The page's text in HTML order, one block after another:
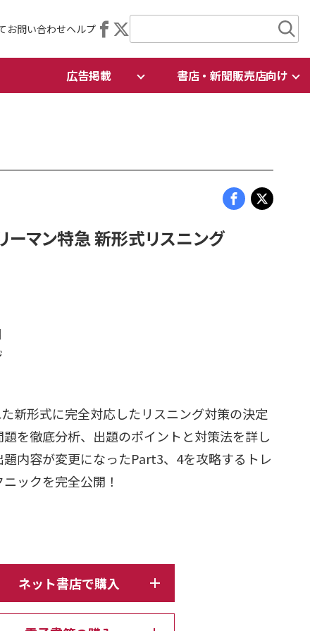
お問い合わせヘルプ
広告掲載 書店・新聞販売店向け
ーマン特急 新形式リスニング
新形式に完全対応したリスニング対策の決定
を徹底分析、出題のポイントと対策法を詳し
内容が変更になったPart3、4を攻略するトレ
ックを完全公開！
ネット書店で購入